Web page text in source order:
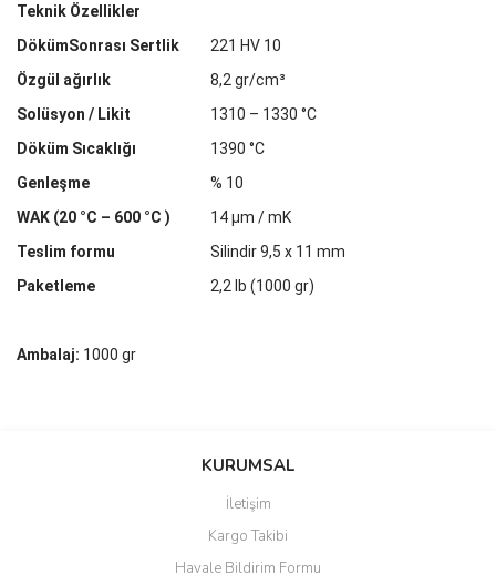
Teknik Özellikler
DökümSonrası Sertlik
221 HV 10
Özgül ağırlık
8,2 gr/cm³
Solüsyon / Likit
1310 – 1330 °C
Döküm Sıcaklığı
1390 °C
Genleşme
% 10
WAK (20 °C – 600 °C )
14 µm / mK
Teslim formu
Silindir 9,5 x 11 mm
Paketleme
2,2 lb (1000 gr)
Ambalaj: 1000 gr
Bu ürüne ilk yorumu siz yapın!
Ürün resmi kalitesiz, bozuk veya görüntülenemiyor.
Ürün açıklamasında eksik bilgiler bulunuyor.
KURUMSAL
İletişim
Kargo Takibi
Havale Bildirim Formu